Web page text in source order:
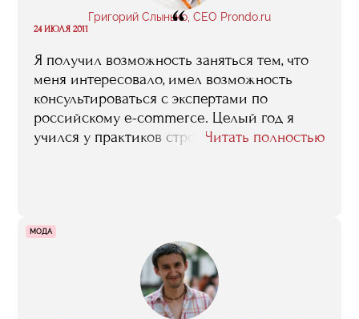
Григорий Слынько, CEO Prondo.ru
“
24 ИЮЛЯ 2011
Я получил возможность заняться тем, что
меня интересовало, имел возможность
консультироваться с экспертами по
российскому e-commerce. Целый год я
учился у практиков строить коммуникации
Читать полностью
МОДА